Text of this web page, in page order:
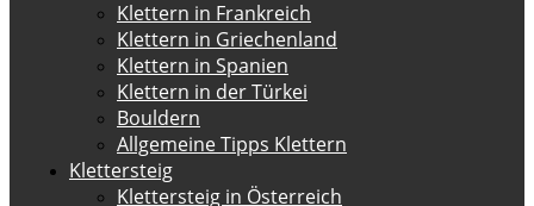
Klettern in Frankreich
Klettern in Griechenland
Klettern in Spanien
Klettern in der Türkei
Bouldern
Allgemeine Tipps Klettern
Klettersteig
Klettersteig in Österreich